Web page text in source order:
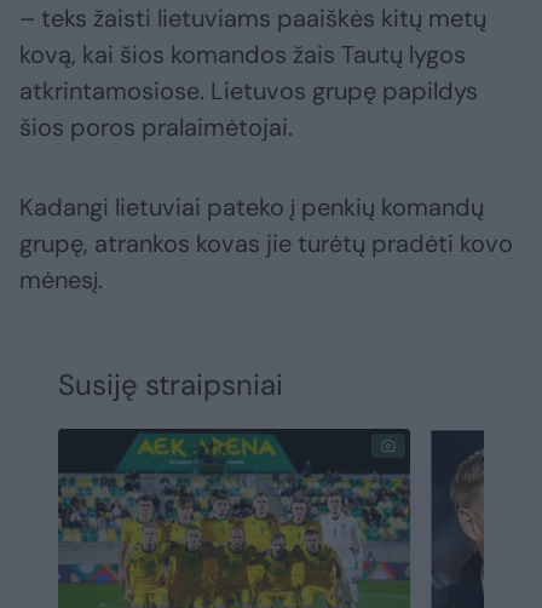
– teks žaisti lietuviams paaiškės kitų metų
kovą, kai šios komandos žais Tautų lygos
atkrintamosiose. Lietuvos grupę papildys
šios poros pralaimėtojai.
Kadangi lietuviai pateko į penkių komandų
grupę, atrankos kovas jie turėtų pradėti kovo
mėnesį.
Susiję straipsniai